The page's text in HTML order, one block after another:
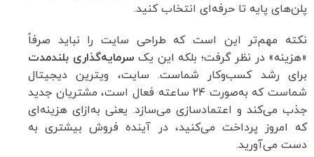
پلن‌های پایه تا حرفه‌ای انتخاب کنید.
نکته مهم‌تر این است که طراحی سایت را نباید صرفاً
«هزینه» در نظر گرفت؛ بلکه این یک سرمایه‌گذاری بلندمدت
برای رشد کسب‌وکار شماست. سایت، ویترین دیجیتال
شماست که به‌صورت ۲۴ ساعته فعال است، مشتریان جدید
جذب می‌کند و اعتمادسازی می‌سازد. یعنی به‌ازای هزینه‌ای
که امروز پرداخت می‌کنید، در آینده فروش بیشتری به
دست می‌آورید.